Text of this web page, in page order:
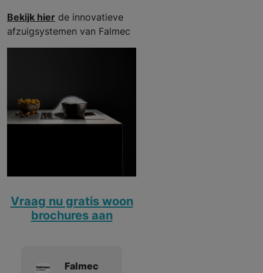
Bekijk hier de innovatieve
afzuigsystemen van Falmec
Vraag nu gratis woon
brochures aan
Falmec